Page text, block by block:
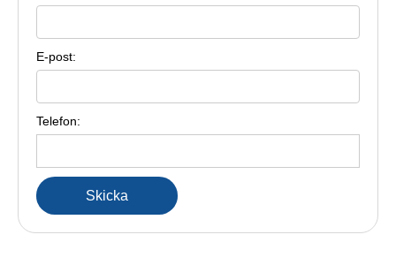
E-post:
Telefon: